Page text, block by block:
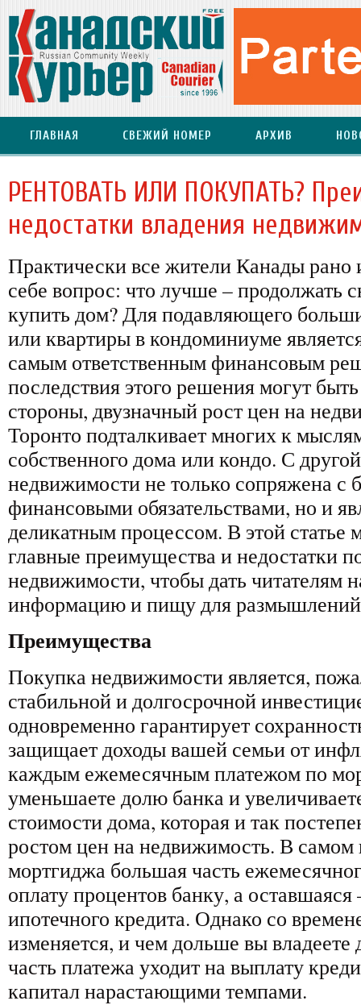
ГЛАВНАЯ СВЕЖИЙ НОМЕР АРХИВ
РЕНТОВАТЬ ИЛИ ПОКУПАТЬ?
недостатки владения
Практически все жители Канады рано
себе вопрос: что лучше – продолжать
купить дом? Для подавляющего
или квартиры в кондоминиуме
самым ответственным финансовым
последствия этого решения могут
стороны, двузначный рост цен на
Торонто подталкивает многих к
собственного дома или кондо. С
недвижимости не только сопряжена с
финансовыми обязательствами, но и
деликатным процессом. В этой статье
главные преимущества и недостатки
недвижимости, чтобы дать читателям
информацию и пищу для
Преимущества
Покупка недвижимости является,
стабильной и долгосрочной
одновременно гарантирует
защищает доходы вашей семьи от
каждым ежемесячным платежом по
уменьшаете долю банка и
стоимости дома, которая и так
ростом цен на недвижимость. В самом
мортгиджа большая часть
оплату процентов банку, а оставшаяся
ипотечного кредита. Однако со
изменяется, и чем дольше вы
часть платежа уходит на выплату
капитал нарастающими темпами.